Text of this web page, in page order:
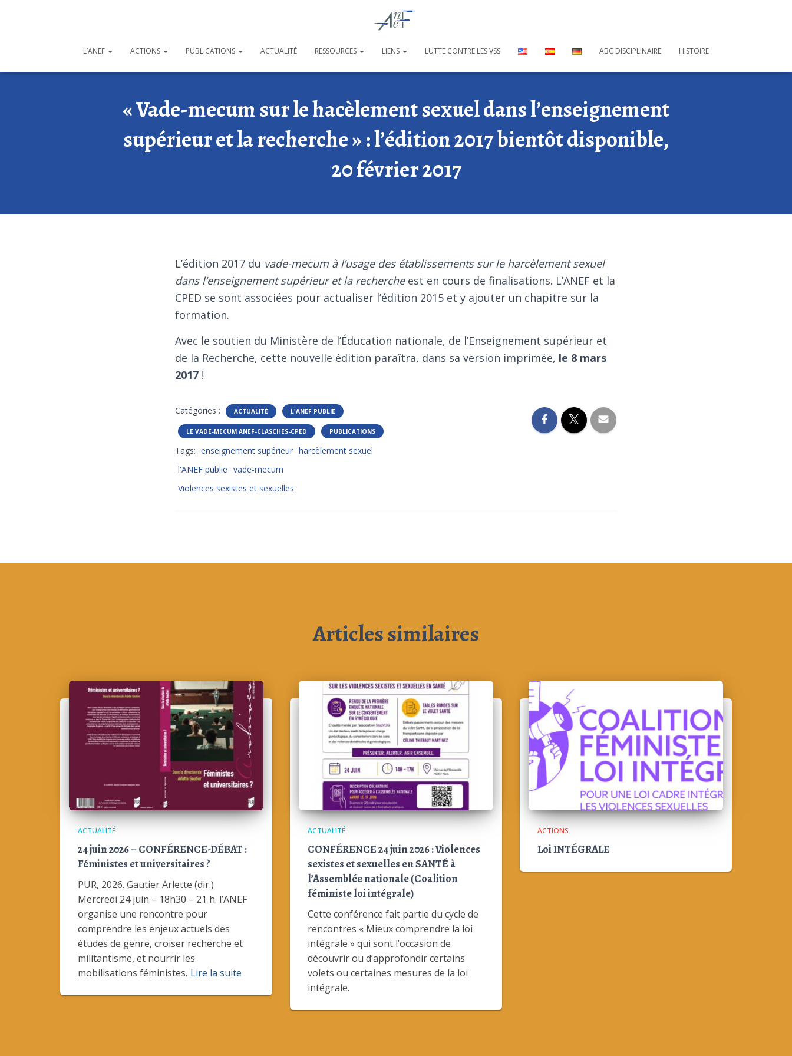
L’ANEF ACTIONS PUBLICATIONS ACTUALITÉ RESSOURCES LIENS LUTTE CONTRE LES VSS ABC DISCIPLINAIRE HISTOIRE
« Vade-mecum sur le hacèlement sexuel dans l’enseignement
supérieur et la recherche » : l’édition 2017 bientôt disponible,
20 février 2017
L’édition 2017 du vade-mecum à l’usage des établissements sur le harcèlement sexuel
dans l’enseignement supérieur et la rechercheest en cours de finalisations. L’ANEF et la
CPED se sont associées pour actualiser l’édition 2015 et y ajouter un chapitre sur la
formation.
Avec le soutien du Ministère de l’Éducation nationale, de l’Enseignement supérieur et
de la Recherche, cette nouvelle édition paraîtra, dans sa version imprimée, le 8 mars
2017 !
Catégories : ACTUALITÉ L'ANEF PUBLIE
LE VADE-MECUM ANEF-CLASCHES-CPED PUBLICATIONS
Tags: enseignement supérieur harcèlement sexuel
l'ANEF publie vade-mecum
Violences sexistes et sexuelles
Articles similaires
ACTUALITÉ
24 juin 2026 – CONFÉRENCE-DÉBAT :
Féministes et universitaires ?
PUR, 2026. Gautier Arlette (dir.)
Mercredi 24 juin – 18h30 – 21 h. l’ANEF
organise une rencontre pour
comprendre les enjeux actuels des
études de genre, croiser recherche et
militantisme, et nourrir les
mobilisations féministes. Lire la suite
ACTUALITÉ
CONFÉRENCE 24 juin 2026 : Violences
sexistes et sexuelles en SANTÉ à
l’Assemblée nationale (Coalition
féministe loi intégrale)
Cette conférence fait partie du cycle de
rencontres « Mieux comprendre la loi
intégrale » qui sont l’occasion de
découvrir ou d’approfondir certains
volets ou certaines mesures de la loi
intégrale.
ACTIONS
Loi INTÉGRALE